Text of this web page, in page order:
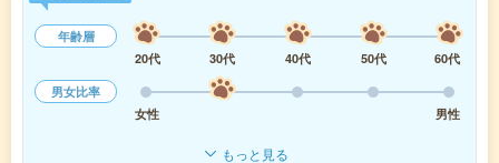
年齢層
20代
30代 40代 50代
60代
男女比率
女性
男性
もっと見る